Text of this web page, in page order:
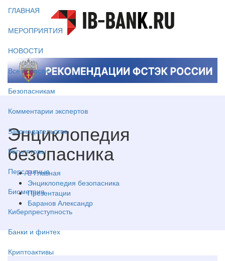
ГЛАВНАЯ
МЕРОПРИЯТИЯ
НОВОСТИ
Все новости
Безопасникам
Комментарии экспертов
Законодательство
Регуляторы
Персданные
Биометрия
Киберпреступность
Банки и финтех
Криптоактивы
Энциклопедия
безопасника
Главная
Энциклопедия безопасника
Презентации
Баранов Александр